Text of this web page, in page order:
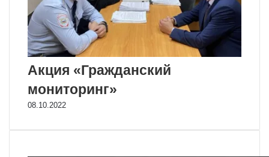
Акция «Гражданский
мониторинг»
08.10.2022